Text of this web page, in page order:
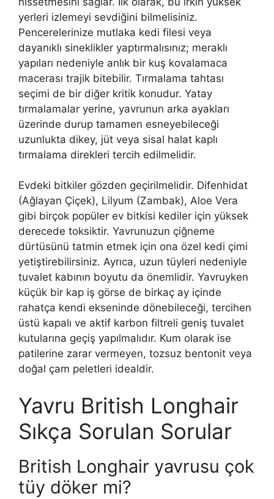
yerleri izlemeyi sevdiğini bilmelisiniz.
Pencerelerinize mutlaka kedi filesi veya
dayanıklı sineklikler yaptırmalısınız; meraklı
yapıları nedeniyle anlık bir kuş kovalamaca
macerası trajik bitebilir. Tırmalama tahtası
seçimi de bir diğer kritik konudur. Yatay
tırmalamalar yerine, yavrunun arka ayakları
üzerinde durup tamamen esneyebileceği
uzunlukta dikey, jüt veya sisal halat kaplı
tırmalama direkleri tercih edilmelidir.
Evdeki bitkiler gözden geçirilmelidir. Difenhidat
(Ağlayan Çiçek), Lilyum (Zambak), Aloe Vera
gibi birçok popüler ev bitkisi kediler için yüksek
derecede toksiktir. Yavrunuzun çiğneme
dürtüsünü tatmin etmek için ona özel kedi çimi
yetiştirebilirsiniz. Ayrıca, uzun tüyleri nedeniyle
tuvalet kabının boyutu da önemlidir. Yavruyken
küçük bir kap iş görse de birkaç ay içinde
rahatça kendi ekseninde dönebileceği, tercihen
üstü kapalı ve aktif karbon filtreli geniş tuvalet
kutularına geçiş yapılmalıdır. Kum olarak ise
patilerine zarar vermeyen, tozsuz bentonit veya
doğal çam peletleri idealdir.
Yavru British Longhair
Sıkça Sorulan Sorular
British Longhair yavrusu çok
tüy döker mi?